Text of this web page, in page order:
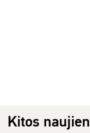
Kitos